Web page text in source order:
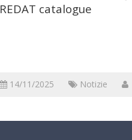
REDAT catalogue
14/11/2025 Notizie